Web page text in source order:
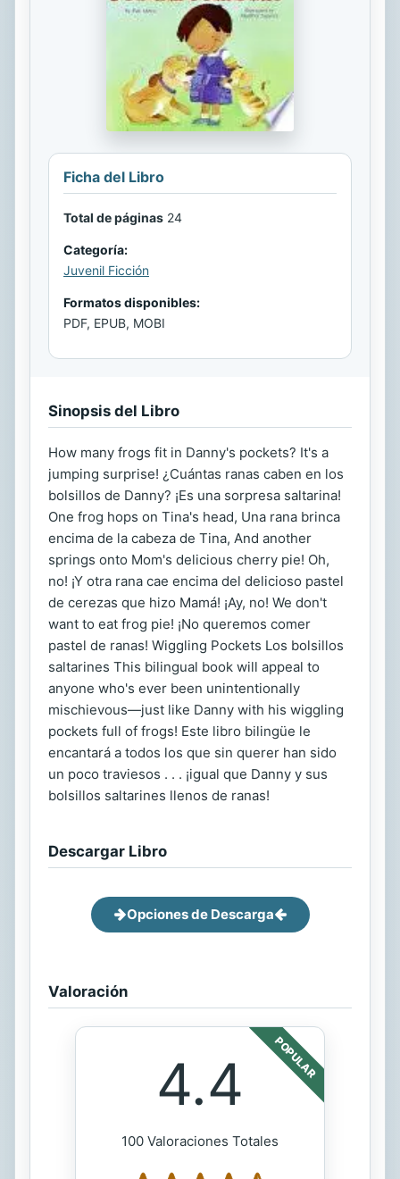
Ficha del Libro
Total de páginas 24
Categoría:
Juvenil Ficción
Formatos disponibles:
PDF, EPUB, MOBI
Sinopsis del Libro
How many frogs fit in Danny's pockets? It's a
jumping surprise! ¿Cuántas ranas caben en los
bolsillos de Danny? ¡Es una sorpresa saltarina!
One frog hops on Tina's head, Una rana brinca
encima de la cabeza de Tina, And another
springs onto Mom's delicious cherry pie! Oh,
no! ¡Y otra rana cae encima del delicioso pastel
de cerezas que hizo Mamá! ¡Ay, no! We don't
want to eat frog pie! ¡No queremos comer
pastel de ranas! Wiggling Pockets Los bolsillos
saltarines This bilingual book will appeal to
anyone who's ever been unintentionally
mischievous—just like Danny with his wiggling
pockets full of frogs! Este libro bilingüe le
encantará a todos los que sin querer han sido
un poco traviesos . . . ¡igual que Danny y sus
bolsillos saltarines llenos de ranas!
Descargar Libro
Opciones de Descarga
Valoración
POPULAR
4.4
100 Valoraciones Totales